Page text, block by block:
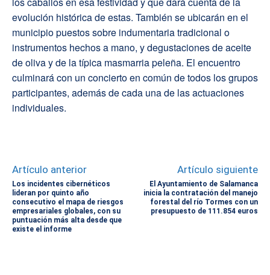
evolución histórica de estas. También se ubicarán en el
municipio puestos sobre indumentaria tradicional o
instrumentos hechos a mano, y degustaciones de aceite
de oliva y de la típica masmarria peleña. El encuentro
culminará con un concierto en común de todos los grupos
participantes, además de cada una de las actuaciones
individuales.
Artículo anterior
Los incidentes cibernéticos
lideran por quinto año
consecutivo el mapa de riesgos
empresariales globales, con su
puntuación más alta desde que
existe el informe
Artículo siguiente
El Ayuntamiento de Salamanca
inicia la contratación del manejo
forestal del río Tormes con un
presupuesto de 111.854 euros